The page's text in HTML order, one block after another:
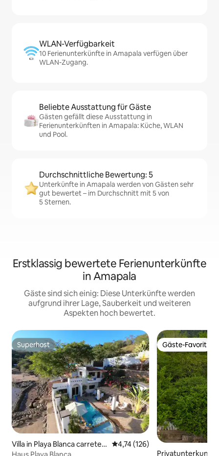
WLAN-Verfügbarkeit
10 Ferienunterkünfte in Amapala verfügen über
WLAN-Zugang.
Beliebte Ausstattung für Gäste
Gästen gefällt diese Ausstattung in
Ferienunterkünften in Amapala: Küche, WLAN
und Pool.
Durchschnittliche Bewertung: 5
Unterkünfte in Amapala werden von Gästen sehr
gut bewertet – im Durchschnitt mit 5 von
5 Sternen.
Erstklassig bewertete Ferienunterkünfte
in Amapala
Gäste sind sich einig: Diese Unterkünfte werden
aufgrund ihrer Lage, Sauberkeit und weiteren
Aspekten hoch bewertet.
Superhost
Superhost
Villa in Playa Blanca carreter
a a Coyolito
Durchschnittliche Bewertung:
4,74 (126)
Gäste-Favorit
Gäste-Favorit
Privatunterkunft